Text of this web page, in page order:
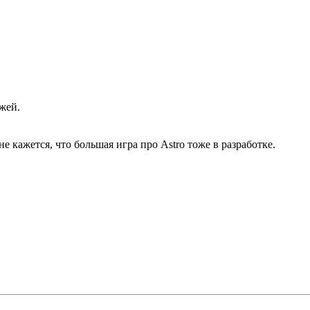
кажется, что большая игра про Astro тоже в разработке.